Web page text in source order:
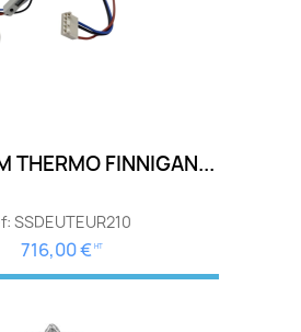
THERMO FINNIGAN...
SSDEUTEUR210
716,00 € HT